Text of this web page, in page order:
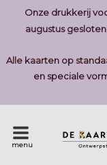
Onze drukkerij
augustus
Alle kaarten op
en speciale
menu